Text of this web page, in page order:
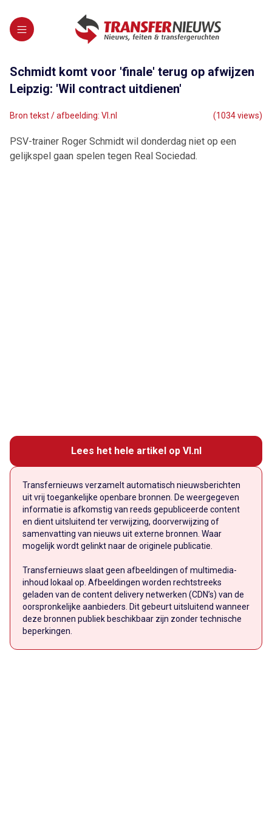
Schmidt komt voor 'finale' terug op afwijzen
Leipzig: 'Wil contract uitdienen'
Bron tekst / afbeelding: VI.nl (1034 views)
PSV-trainer Roger Schmidt wil donderdag niet op een
gelijkspel gaan spelen tegen Real Sociedad.
Lees het hele artikel op VI.nl
Transfernieuws verzamelt automatisch nieuwsberichten
uit vrij toegankelijke openbare bronnen. De weergegeven
informatie is afkomstig van reeds gepubliceerde content
en dient uitsluitend ter verwijzing, doorverwijzing of
samenvatting van nieuws uit externe bronnen. Waar
mogelijk wordt gelinkt naar de originele publicatie.
Transfernieuws slaat geen afbeeldingen of multimedia-
inhoud lokaal op. Afbeeldingen worden rechtstreeks
geladen van de content delivery netwerken (CDN’s) van de
oorspronkelijke aanbieders. Dit gebeurt uitsluitend wanneer
deze bronnen publiek beschikbaar zijn zonder technische
beperkingen.